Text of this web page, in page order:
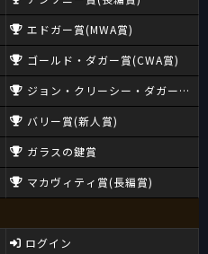
エドガー賞(MWA賞)
ゴールド・ダガー賞(CWA賞)
ジョン・クリーシー・ダガー賞
バリー賞(新人賞)
ガラスの鍵賞
マカヴィティ賞(長編賞)
ログイン